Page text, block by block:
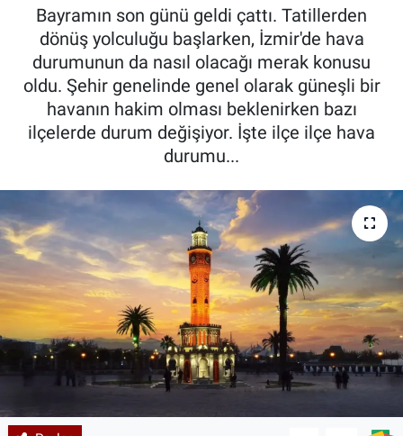
Bayramın son günü geldi çattı. Tatillerden
dönüş yolculuğu başlarken, İzmir'de hava
durumunun da nasıl olacağı merak konusu
oldu. Şehir genelinde genel olarak güneşli bir
havanın hakim olması beklenirken bazı
ilçelerde durum değişiyor. İşte ilçe ilçe hava
durumu...
Tüm Manşetler
Son Dakika Haberleri
Haber Arşivi